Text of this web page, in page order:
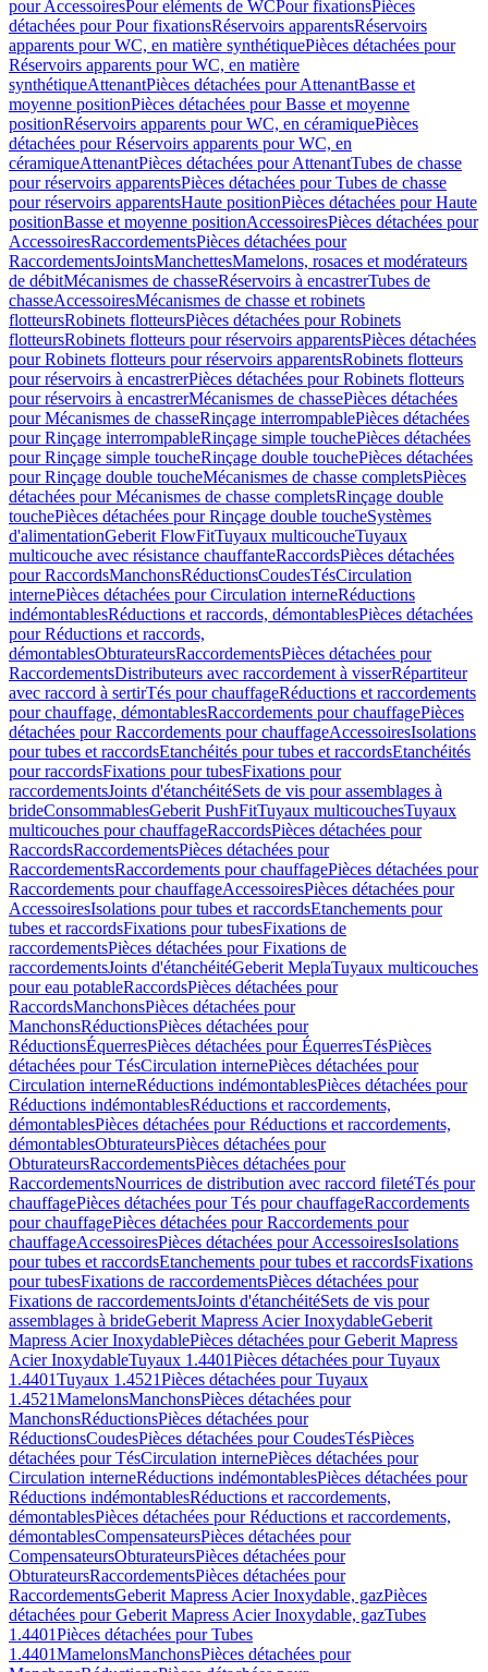
pour AccessoiresPour eléments de WCPour fixationsPièces
détachées pour Pour fixationsRéservoirs apparentsRéservoirs
apparents pour WC, en matière synthétiquePièces détachées pour
Réservoirs apparents pour WC, en matière
synthétiqueAttenantPièces détachées pour AttenantBasse et
moyenne positionPièces détachées pour Basse et moyenne
positionRéservoirs apparents pour WC, en céramiquePièces
détachées pour Réservoirs apparents pour WC, en
céramiqueAttenantPièces détachées pour AttenantTubes de chasse
pour réservoirs apparentsPièces détachées pour Tubes de chasse
pour réservoirs apparentsHaute positionPièces détachées pour Haute
positionBasse et moyenne positionAccessoiresPièces détachées pour
AccessoiresRaccordementsPièces détachées pour
RaccordementsJointsManchettesMamelons, rosaces et modérateurs
de débitMécanismes de chasseRéservoirs à encastrerTubes de
chasseAccessoiresMécanismes de chasse et robinets
flotteursRobinets flotteursPièces détachées pour Robinets
flotteursRobinets flotteurs pour réservoirs apparentsPièces détachées
pour Robinets flotteurs pour réservoirs apparentsRobinets flotteurs
pour réservoirs à encastrerPièces détachées pour Robinets flotteurs
pour réservoirs à encastrerMécanismes de chassePièces détachées
pour Mécanismes de chasseRinçage interrompablePièces détachées
pour Rinçage interrompableRinçage simple touchePièces détachées
pour Rinçage simple toucheRinçage double touchePièces détachées
pour Rinçage double toucheMécanismes de chasse completsPièces
détachées pour Mécanismes de chasse completsRinçage double
touchePièces détachées pour Rinçage double toucheSystèmes
d'alimentationGeberit FlowFitTuyaux multicoucheTuyaux
multicouche avec résistance chauffanteRaccordsPièces détachées
pour RaccordsManchonsRéductionsCoudesTésCirculation
internePièces détachées pour Circulation interneRéductions
indémontablesRéductions et raccords, démontablesPièces détachées
pour Réductions et raccords,
démontablesObturateursRaccordementsPièces détachées pour
RaccordementsDistributeurs avec raccordement à visserRépartiteur
avec raccord à sertirTés pour chauffageRéductions et raccordements
pour chauffage, démontablesRaccordements pour chauffagePièces
détachées pour Raccordements pour chauffageAccessoiresIsolations
pour tubes et raccordsEtanchéités pour tubes et raccordsEtanchéités
pour raccordsFixations pour tubesFixations pour
raccordementsJoints d'étanchéitéSets de vis pour assemblages à
brideConsommablesGeberit PushFitTuyaux multicouchesTuyaux
multicouches pour chauffageRaccordsPièces détachées pour
RaccordsRaccordementsPièces détachées pour
RaccordementsRaccordements pour chauffagePièces détachées pour
Raccordements pour chauffageAccessoiresPièces détachées pour
AccessoiresIsolations pour tubes et raccordsEtanchements pour
tubes et raccordsFixations pour tubesFixations de
raccordementsPièces détachées pour Fixations de
raccordementsJoints d'étanchéitéGeberit MeplaTuyaux multicouches
pour eau potableRaccordsPièces détachées pour
RaccordsManchonsPièces détachées pour
ManchonsRéductionsPièces détachées pour
RéductionsÉquerresPièces détachées pour ÉquerresTésPièces
détachées pour TésCirculation internePièces détachées pour
Circulation interneRéductions indémontablesPièces détachées pour
Réductions indémontablesRéductions et raccordements,
démontablesPièces détachées pour Réductions et raccordements,
démontablesObturateursPièces détachées pour
ObturateursRaccordementsPièces détachées pour
RaccordementsNourrices de distribution avec raccord filetéTés pour
chauffagePièces détachées pour Tés pour chauffageRaccordements
pour chauffagePièces détachées pour Raccordements pour
chauffageAccessoiresPièces détachées pour AccessoiresIsolations
pour tubes et raccordsEtanchements pour tubes et raccordsFixations
pour tubesFixations de raccordementsPièces détachées pour
Fixations de raccordementsJoints d'étanchéitéSets de vis pour
assemblages à brideGeberit Mapress Acier InoxydableGeberit
Mapress Acier InoxydablePièces détachées pour Geberit Mapress
Acier InoxydableTuyaux 1.4401Pièces détachées pour Tuyaux
1.4401Tuyaux 1.4521Pièces détachées pour Tuyaux
1.4521MamelonsManchonsPièces détachées pour
ManchonsRéductionsPièces détachées pour
RéductionsCoudesPièces détachées pour CoudesTésPièces
détachées pour TésCirculation internePièces détachées pour
Circulation interneRéductions indémontablesPièces détachées pour
Réductions indémontablesRéductions et raccordements,
démontablesPièces détachées pour Réductions et raccordements,
démontablesCompensateursPièces détachées pour
CompensateursObturateursPièces détachées pour
ObturateursRaccordementsPièces détachées pour
RaccordementsGeberit Mapress Acier Inoxydable, gazPièces
détachées pour Geberit Mapress Acier Inoxydable, gazTubes
1.4401Pièces détachées pour Tubes
1.4401MamelonsManchonsPièces détachées pour